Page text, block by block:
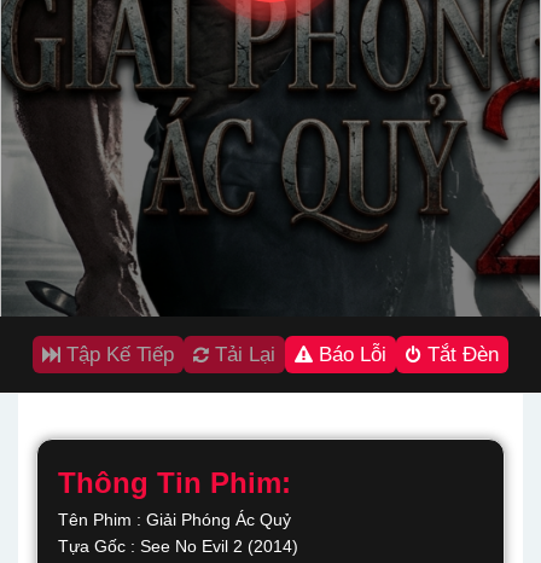
Tập Kế Tiếp Tải Lại Báo Lỗi Tắt Đèn
Thông Tin Phim:
Tên Phim : Giải Phóng Ác Quỷ
Tựa Gốc : See No Evil 2 (2014)